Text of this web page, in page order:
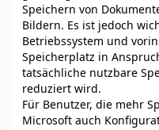
Speichern von
Bildern. Es ist jedoch
Betriebssystem und
Speicherplatz in
tatsächliche nutzbare
reduziert wird.
Für Benutzer, die mehr
Microsoft auch